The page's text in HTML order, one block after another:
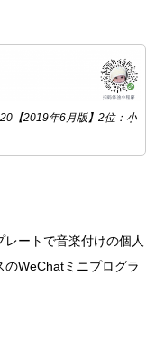
【2019年6月版】2位：小
ートで音楽付けの個人
WeChatミニプログラ